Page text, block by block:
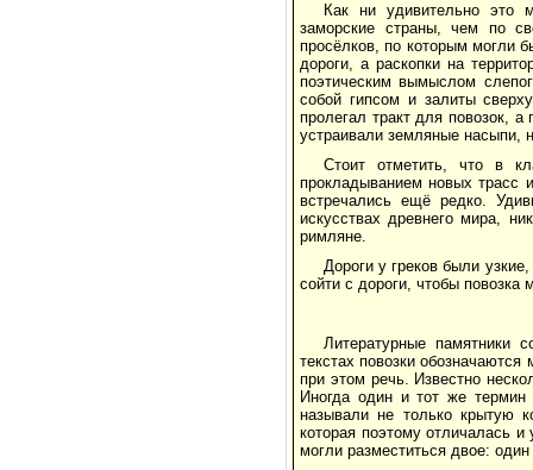
Как ни удивительно это
заморские страны, чем по
просёлков, по которым могли
дороги, а раскопки на
поэтическим вымыслом
собой гипсом и залиты
пролегал тракт для повозок,
устраивали земляные насыпи,
Стоит отметить, что в
прокладыванием новых трасс
встречались ещё редко.
искусствах древнего мира,
римляне.
Дороги у греков были
сойти с дороги, чтобы повозка
Литературные памятники
текстах повозки
при этом речь. Известно
Иногда один и тот же термин
называли не только крытую
которая поэтому отличалась
могли разместиться двое: